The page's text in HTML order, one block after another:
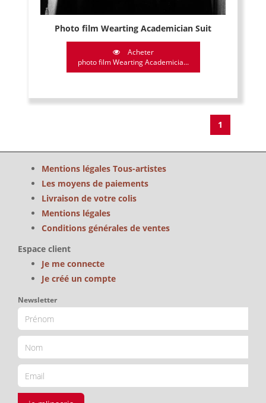
Photo film Wearting Academician Suit
Acheter
photo film Wearting Academicia...
1
Mentions légales Tous-artistes
Les moyens de paiements
Livraison de votre colis
Mentions légales
Conditions générales de ventes
Espace client
Je me connecte
Je créé un compte
Newsletter